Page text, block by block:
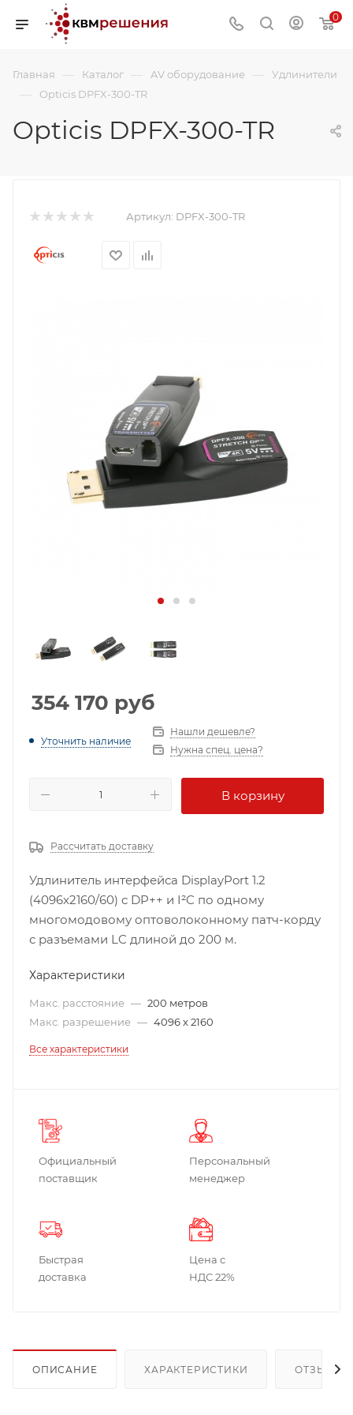
0
Главная — Каталог — AV оборудование — Удлинители
— Opticis DPFX-300-TR
Opticis DPFX-300-TR
Артикул: DPFX-300-TR
354 170 руб
Уточнить наличие
Нашли дешевле?
Нужна спец. цена?
В корзину
Рассчитать доставку
Удлинитель интерфейса DisplayPort 1.2
(4096x2160/60) с DP++ и I²C по одному
многомодовому оптоволоконному патч-корду
с разъемами LC длиной до 200 м.
Характеристики
Макс. расстояние — 200 метров
Макс. разрешение — 4096 x 2160
Все характеристики
Официальный
поставщик
Персональный
менеджер
Быстрая
доставка
Цена с
НДС 22%
ОПИСАНИЕ ХАРАКТЕРИСТИКИ ОТЗЫВЫ